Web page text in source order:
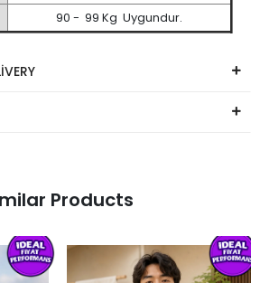
90 - 99 Kg Uygundur.
Products